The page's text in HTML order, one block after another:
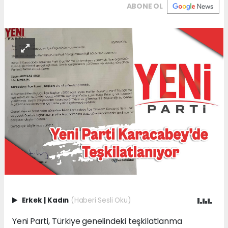
ABONE OL
Erkek | Kadın (Haberi Sesli Oku)
Yeni Parti, Türkiye genelindeki teşkilatlanma